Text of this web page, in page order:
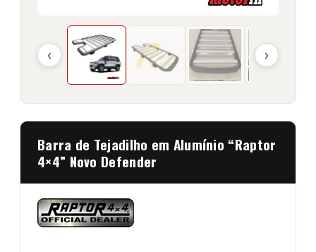
‹ ›
Barra de Tejadilho em Alumínio “Raptor
4×4” Novo Defender